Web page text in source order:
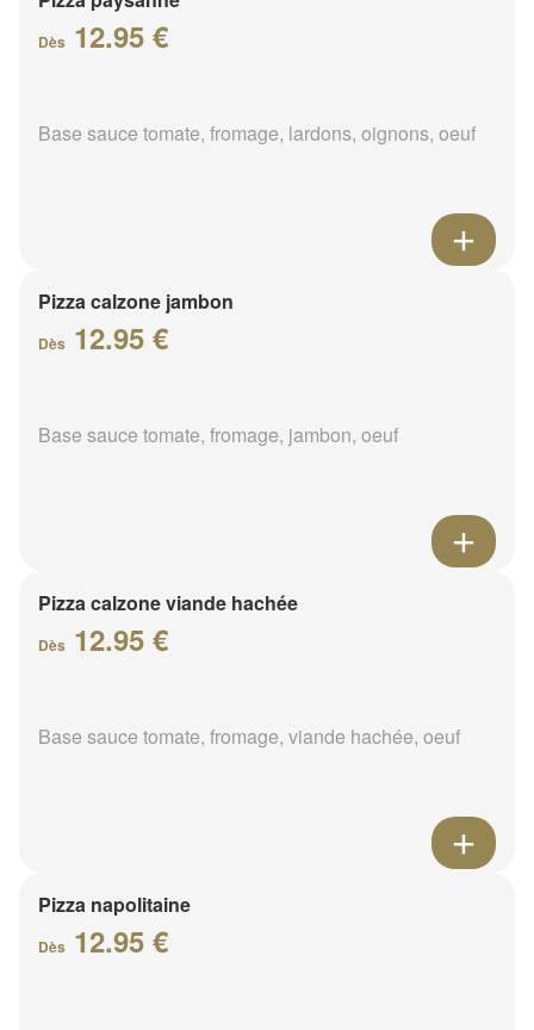
Dès 12.95 €
Base sauce tomate, fromage, lardons, oignons, oeuf
Pizza calzone jambon
Dès 12.95 €
Base sauce tomate, fromage, jambon, oeuf
Pizza calzone viande hachée
Dès 12.95 €
Base sauce tomate, fromage, viande hachée, oeuf
Pizza napolitaine
Dès 12.95 €